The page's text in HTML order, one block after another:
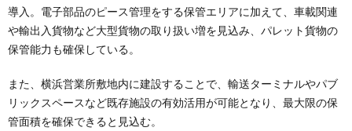
導入。電子部品のピース管理をする保管エリアに加えて、車載関連
や輸出入貨物など大型貨物の取り扱い増を見込み、パレット貨物の
保管能力も確保している。
また、横浜営業所敷地内に建設することで、輸送ターミナルやパブ
リックスペースなど既存施設の有効活用が可能となり、最大限の保
管面積を確保できると見込む。